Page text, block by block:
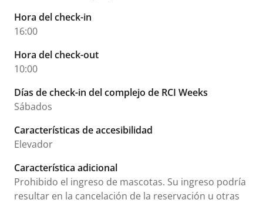
Hora del check-in
16:00
Hora del check-out
10:00
Días de check-in del complejo de RCI Weeks
Sábados
Características de accesibilidad
Elevador
Característica adicional
Prohibido el ingreso de mascotas. Su ingreso podría
resultar en la cancelación de la reservación u otras